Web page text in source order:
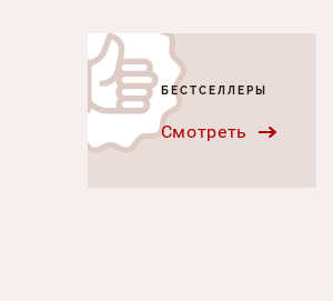
БЕСТСЕЛЛЕРЫ
Смотреть